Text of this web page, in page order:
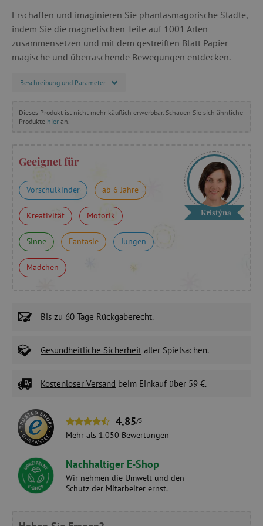
Erschaffen und imaginieren Sie phantasmagorische Städte,
indem Sie die magnetischen Teile auf 1001 Arten
zusammensetzen und mit dem gestreiften Blatt Papier
magische und überraschende Bewegungen entdecken.
Beschreibung und Parameter
Dieses Produkt ist nicht mehr käuflich erwerbbar. Schauen Sie sich ähnliche
Produkte hier an.
Geeignet für
Vorschulkinder ab 6 Jahre
Kreativität Motorik
Sinne Fantasie Jungen
Mädchen
Kristýna
Bis zu 60 Tage Rückgaberecht.
Gesundheitliche Sicherheit aller Spielsachen.
Kostenloser Versand beim Einkauf über 59 €.
4,85/5
Mehr als 1.050 Bewertungen
Nachhaltiger E-Shop
Wir nehmen die Umwelt und den
Schutz der Mitarbeiter ernst.